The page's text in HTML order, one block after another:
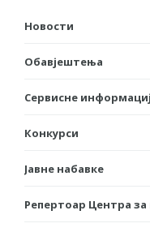
Новости
Обавјештења
Сервисне
Конкурси
Јавне набавке
Репертоар Центра